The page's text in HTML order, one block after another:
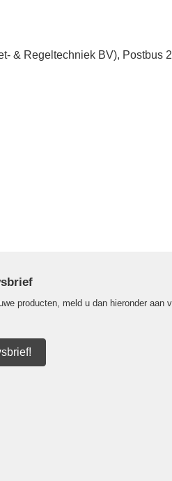
& Regeltechniek BV), Postbus
producten, meld u dan hieronder aan